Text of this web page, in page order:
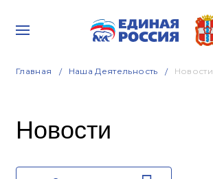
Главная Наша Деятельность Новости
Новости